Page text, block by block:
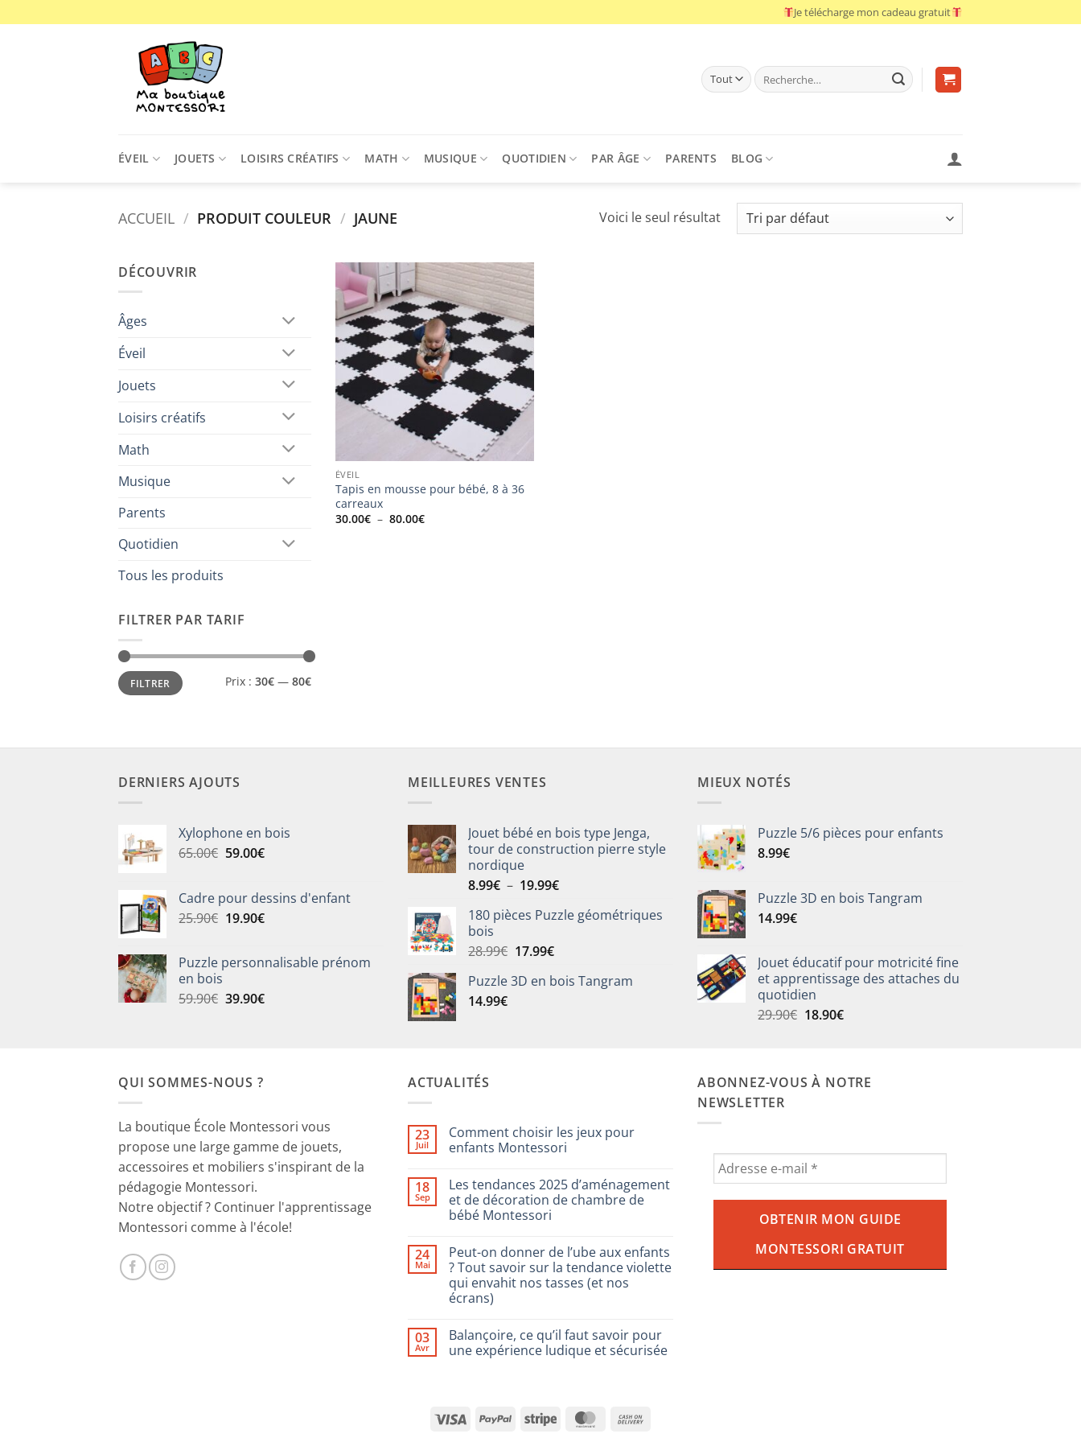
au
Je télécharge mon cadeau gratuit
Recherche
pour :
ÉVEIL JOUETS LOISIRS CRÉATIFS MATH MUSIQUE QUOTIDIEN PAR ÂGE PARENTS BLOG
ACCUEIL / PRODUIT COULEUR / JAUNE Voici le seul résultat
DÉCOUVRIR
Âges
Éveil
Jouets
Loisirs créatifs
Math
Musique
Parents
Quotidien
Tous les produits
FILTRER PAR TARIF
Prix
min
Prix
maxFILTRER Prix : 30€ — 80€
ÉVEIL
Tapis en mousse pour bébé, 8 à 36
carreaux
30.00€ – 80.00€Plage
DERNIERS AJOUTS
Xylophone en bois
65.00€ Le
était :
65.00€.
59.00€Le
est :
59.00€.
Cadre pour dessins d'enfant
25.90€ Le
était :
19.90€Le
est :
Puzzle personnalisable prénom
en bois
59.90€ Le
39.90€Le
MEILLEURES VENTES
Jouet bébé en bois type Jenga,
tour de construction pierre style
nordique
8.99€ – 19.99€Plage
prix :
180 pièces Puzzle géométriques
bois
28.99€ Le
initial
17.99€Le
actuel
Puzzle 3D en bois Tangram
14.99€
MIEUX NOTÉS
Puzzle 5/6 pièces pour enfants
8.99€
Puzzle 3D en bois Tangram
14.99€
Jouet éducatif pour motricité fine
et apprentissage des attaches du
quotidien
29.90€ Le
29.90€.
18.90€Le
18.90€.
QUI SOMMES-NOUS ?
La boutique École Montessori vous
propose une large gamme de jouets,
accessoires et mobiliers s'inspirant de la
pédagogie Montessori.
Notre objectif ? Continuer l'apprentissage
Montessori comme à l'école!
ACTUALITÉS
23
Juil
Comment choisir les jeux pour
enfants Montessori
sur
Comment
choisir
les
enfants
Montessori
18
Sep
Les tendances 2025 d’aménagement
et de décoration de chambre de
bébé Montessori
sur
Les
tendances
2025
d’aménagement
et
de
chambre
de
24
Mai
Peut-on donner de l’ube aux enfants
? Tout savoir sur la tendance violette
qui envahit nos tasses (et nos
écrans)
sur
Peut-
on
?
Tout
03
Avr
Balançoire, ce qu’il faut savoir pour
une expérience ludique et sécurisée
qu’il
faut
ABONNEZ-VOUS À NOTRE
NEWSLETTER
Visa PayPal Stripe MasterCard